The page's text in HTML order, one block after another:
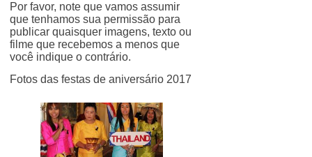
Por favor, note que vamos assumir
que tenhamos sua permissão para
publicar quaisquer imagens, texto ou
filme que recebemos a menos que
você indique o contrário.
Fotos das festas de aniversário 2017